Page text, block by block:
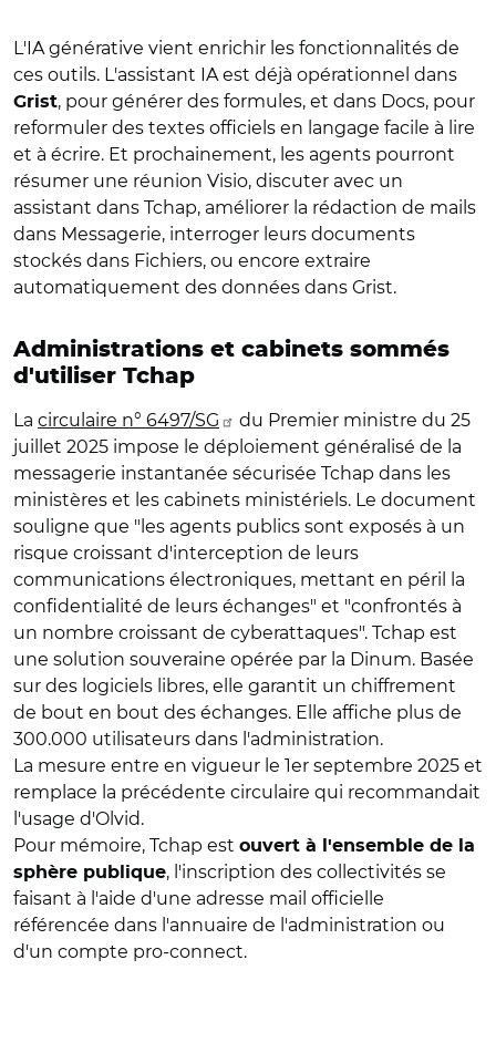
L'IA générative vient enrichir les fonctionnalités de
ces outils. L'assistant IA est déjà opérationnel dans
Grist, pour générer des formules, et dans Docs, pour
reformuler des textes officiels en langage facile à lire
et à écrire. Et prochainement, les agents pourront
résumer une réunion Visio, discuter avec un
assistant dans Tchap, améliorer la rédaction de mails
dans Messagerie, interroger leurs documents
stockés dans Fichiers, ou encore extraire
automatiquement des données dans Grist.
Administrations et cabinets sommés
d'utiliser Tchap
La circulaire n° 6497/SG
du Premier ministre du 25
juillet 2025 impose le déploiement généralisé de la
messagerie instantanée sécurisée Tchap dans les
ministères et les cabinets ministériels. Le document
souligne que "les agents publics sont exposés à un
risque croissant d'interception de leurs
communications électroniques, mettant en péril la
confidentialité de leurs échanges" et "confrontés à
un nombre croissant de cyberattaques". Tchap est
une solution souveraine opérée par la Dinum. Basée
sur des logiciels libres, elle garantit un chiffrement
de bout en bout des échanges. Elle affiche plus de
300.000 utilisateurs dans l'administration.
La mesure entre en vigueur le 1er septembre 2025 et
remplace la précédente circulaire qui recommandait
l'usage d'Olvid.
Pour mémoire, Tchap est ouvert à l'ensemble de la
sphère publique, l'inscription des collectivités se
faisant à l'aide d'une adresse mail officielle
référencée dans l'annuaire de l'administration ou
d'un compte pro-connect.